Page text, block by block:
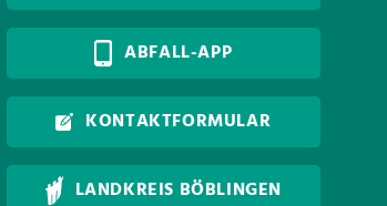
ABFALL-APP
KONTAKTFORMULAR
LANDKREIS BÖBLINGEN